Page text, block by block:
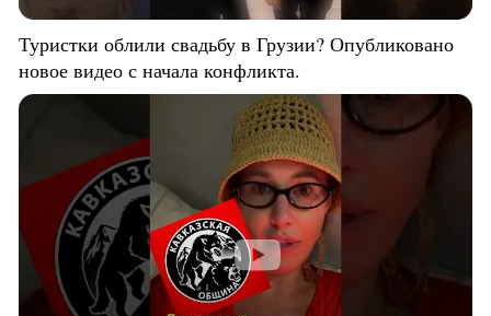
Туристки облили свадьбу в Грузии? Опубликовано
новое видео с начала конфликта.